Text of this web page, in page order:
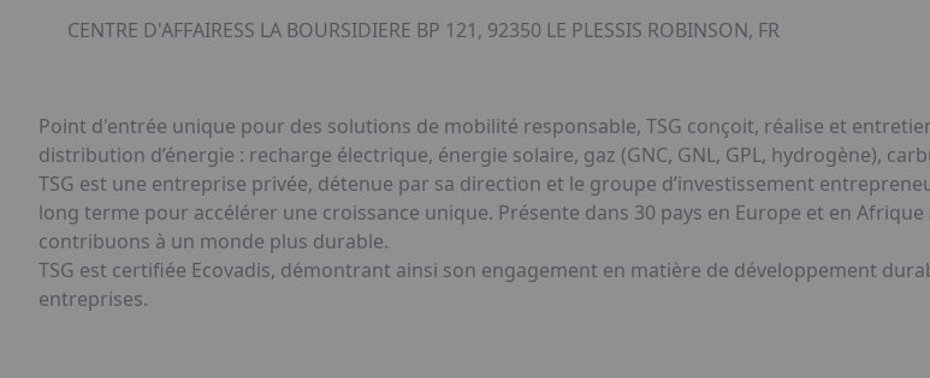
CENTRE D'AFFAIRESS LA BOURSIDIERE BP 121, 92350 LE PLESSIS ROBINSON, FR
Point d'entrée unique pour des solutions de mobilité responsable, TSG conçoit, réalise et
distribution d’énergie : recharge électrique, énergie solaire, gaz (GNC, GNL, GPL, hydrogène),
TSG est une entreprise privée, détenue par sa direction et le groupe d’investissement
long terme pour accélérer une croissance unique. Présente dans 30 pays en Europe et en Afrique
contribuons à un monde plus durable.
TSG est certifiée Ecovadis, démontrant ainsi son engagement en matière de développement
entreprises.